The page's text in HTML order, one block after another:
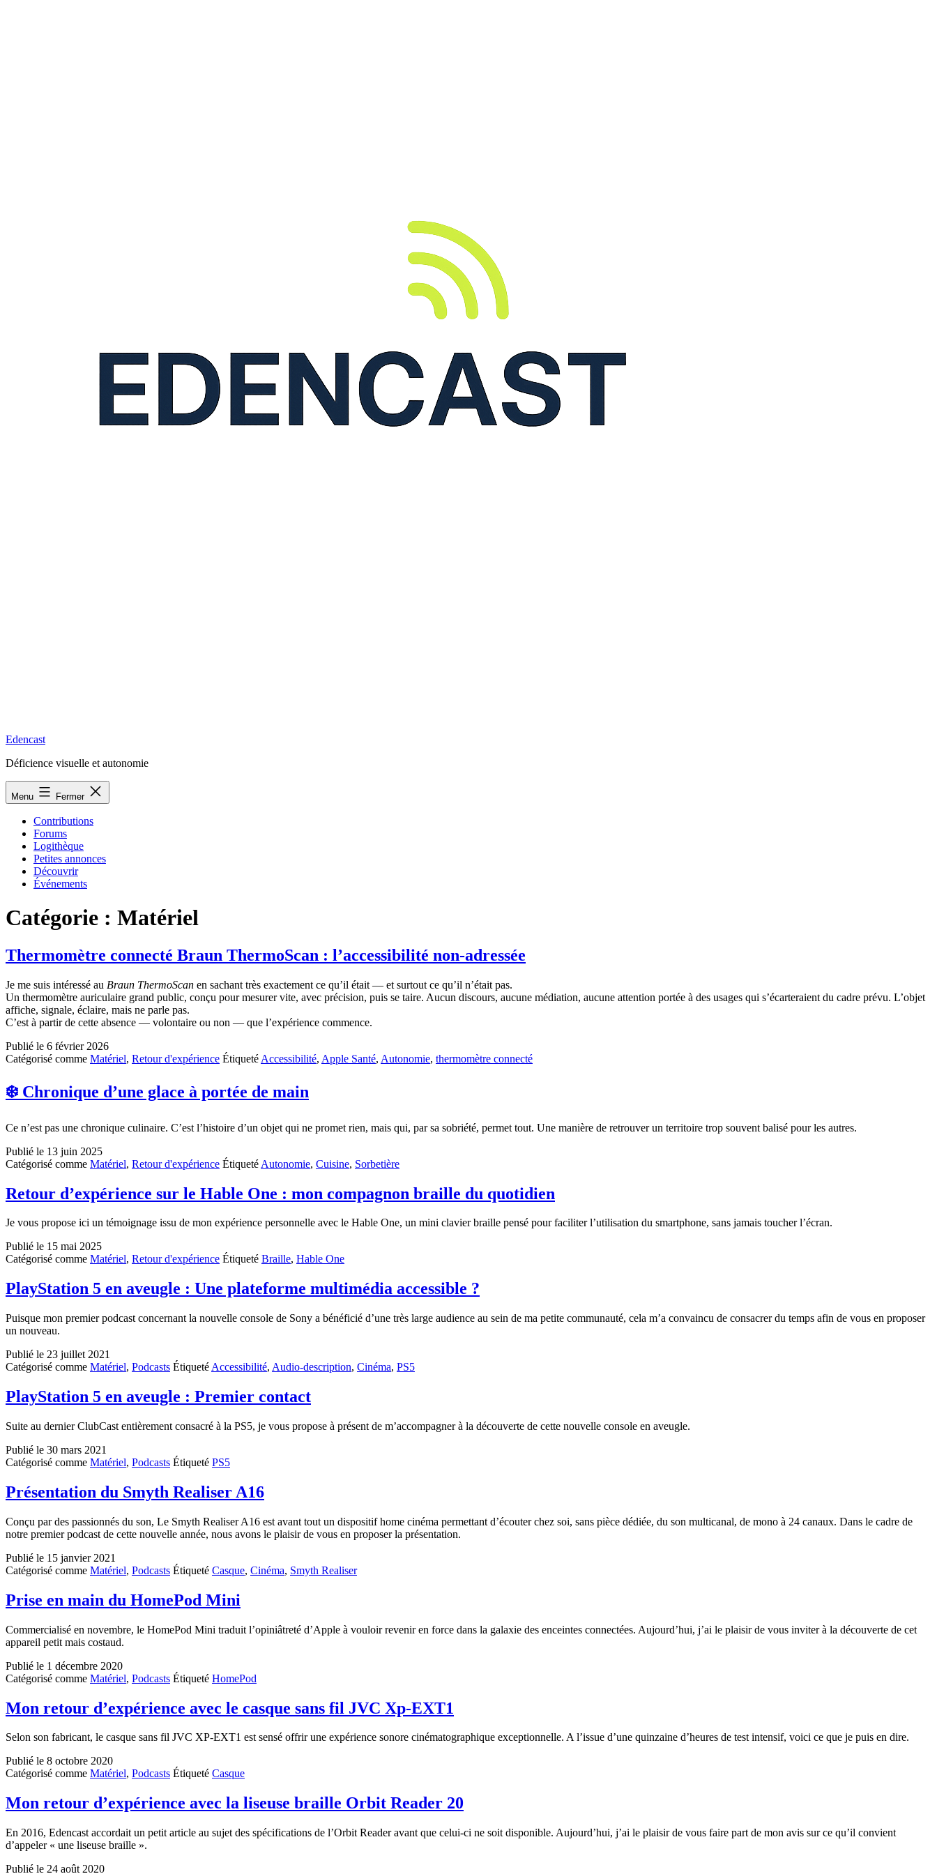
Edencast
Déficience visuelle et autonomie
Menu Fermer
Contributions
Forums
Logithèque
Petites annonces
Découvrir
Événements
Catégorie : Matériel
Thermomètre connecté Braun ThermoScan : l’accessibilité non-adressée
Je me suis intéressé au Braun ThermoScan en sachant très exactement ce qu’il était — et surtout ce qu’il n’était pas.
Un thermomètre auriculaire grand public, conçu pour mesurer vite, avec précision, puis se taire. Aucun discours, aucune médiation, aucune attention portée à des usages qui s’écarteraient du cadre prévu. L’objet
affiche, signale, éclaire, mais ne parle pas.
C’est à partir de cette absence — volontaire ou non — que l’expérience commence.
Publié le 6 février 2026
Catégorisé comme Matériel, Retour d'expérience Étiqueté Accessibilité, Apple Santé, Autonomie, thermomètre connecté
❄️ Chronique d’une glace à portée de main
Ce n’est pas une chronique culinaire. C’est l’histoire d’un objet qui ne promet rien, mais qui, par sa sobriété, permet tout. Une manière de retrouver un territoire trop souvent balisé pour les autres.
Publié le 13 juin 2025
Catégorisé comme Matériel, Retour d'expérience Étiqueté Autonomie, Cuisine, Sorbetière
Retour d’expérience sur le Hable One : mon compagnon braille du quotidien
Je vous propose ici un témoignage issu de mon expérience personnelle avec le Hable One, un mini clavier braille pensé pour faciliter l’utilisation du smartphone, sans jamais toucher l’écran.
Publié le 15 mai 2025
Catégorisé comme Matériel, Retour d'expérience Étiqueté Braille, Hable One
PlayStation 5 en aveugle : Une plateforme multimédia accessible ?
Puisque mon premier podcast concernant la nouvelle console de Sony a bénéficié d’une très large audience au sein de ma petite communauté, cela m’a convaincu de consacrer du temps afin de vous en proposer
un nouveau.
Publié le 23 juillet 2021
Catégorisé comme Matériel, Podcasts Étiqueté Accessibilité, Audio-description, Cinéma, PS5
PlayStation 5 en aveugle : Premier contact
Suite au dernier ClubCast entièrement consacré à la PS5, je vous propose à présent de m’accompagner à la découverte de cette nouvelle console en aveugle.
Publié le 30 mars 2021
Catégorisé comme Matériel, Podcasts Étiqueté PS5
Présentation du Smyth Realiser A16
Conçu par des passionnés du son, Le Smyth Realiser A16 est avant tout un dispositif home cinéma permettant d’écouter chez soi, sans pièce dédiée, du son multicanal, de mono à 24 canaux. Dans le cadre de
notre premier podcast de cette nouvelle année, nous avons le plaisir de vous en proposer la présentation.
Publié le 15 janvier 2021
Catégorisé comme Matériel, Podcasts Étiqueté Casque, Cinéma, Smyth Realiser
Prise en main du HomePod Mini
Commercialisé en novembre, le HomePod Mini traduit l’opiniâtreté d’Apple à vouloir revenir en force dans la galaxie des enceintes connectées. Aujourd’hui, j’ai le plaisir de vous inviter à la découverte de cet
appareil petit mais costaud.
Publié le 1 décembre 2020
Catégorisé comme Matériel, Podcasts Étiqueté HomePod
Mon retour d’expérience avec le casque sans fil JVC Xp-EXT1
Selon son fabricant, le casque sans fil JVC XP-EXT1 est sensé offrir une expérience sonore cinématographique exceptionnelle. A l’issue d’une quinzaine d’heures de test intensif, voici ce que je puis en dire.
Publié le 8 octobre 2020
Catégorisé comme Matériel, Podcasts Étiqueté Casque
Mon retour d’expérience avec la liseuse braille Orbit Reader 20
En 2016, Edencast accordait un petit article au sujet des spécifications de l’Orbit Reader avant que celui-ci ne soit disponible. Aujourd’hui, j’ai le plaisir de vous faire part de mon avis sur ce qu’il convient
d’appeler « une liseuse braille ».
Publié le 24 août 2020